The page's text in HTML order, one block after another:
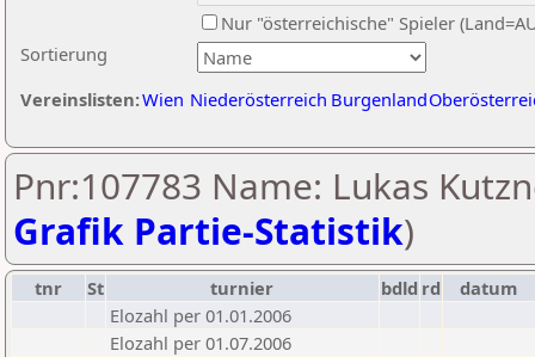
Sortierung
Nur "österreichische" Spieler
Vereinslisten:Wien Niederösterreich Burgenland
Pnr:107783 Name: Lukas
Grafik Partie-Statistik)
tnr St turnier bdld rd
datum
Elozahl per 01.01.2006
Elozahl per 01.07.2006